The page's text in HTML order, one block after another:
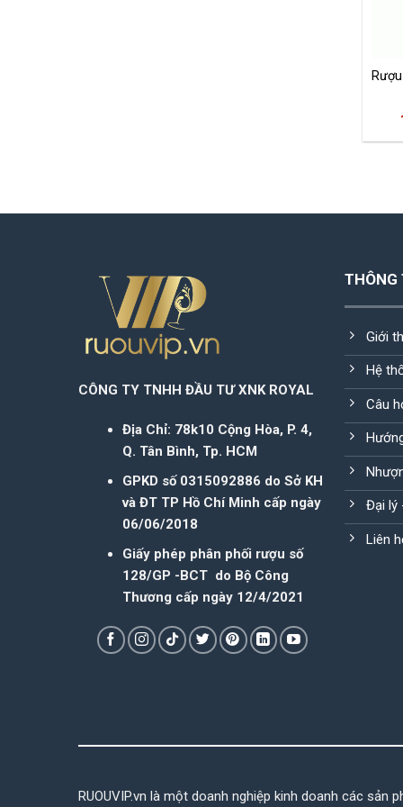
CÔNG TY TNHH ĐẦU TƯ XNK ROYAL
Địa Chỉ: 78k10 Cộng Hòa, P. 4,
Q. Tân Bình, Tp. HCM
GPKD số 0315092886 do Sở KH
và ĐT TP Hồ Chí Minh cấp ngày
06/06/2018
Giấy phép phân phối rượu số
128/GP -BCT do Bộ Công
Thương cấp ngày 12/4/2021
THÔNG
Giới
Hệ
Câu
Đại lý
Liên
RUOUVIP.vn là một doanh nghiệp kinh doanh các